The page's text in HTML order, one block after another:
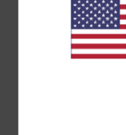
Composición60%